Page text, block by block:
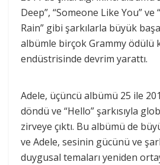
Deep”, “Someone Like You” ve
Rain” gibi şarkılarla büyük
albümle birçok Grammy ödülü
endüstrisinde devrim yarattı.
Adele, üçüncü albümü 25 ile
döndü ve “Hello” şarkısıyla
zirveye çıktı. Bu albümü de
ve Adele, sesinin gücünü ve
duygusal temaları yeniden